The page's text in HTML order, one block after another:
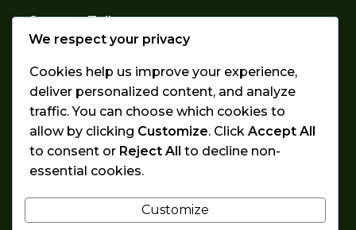
Cursos y Talleres
Contáctame
Granada, España
+34 624 39 05 34
© 2026
We respect your privacy
Cookies help us improve your experience,
deliver personalized content, and analyze
traffic. You can choose which cookies to
allow by clicking Customize. Click Accept All
to consent or Reject All to decline non-
essential cookies.
Customize